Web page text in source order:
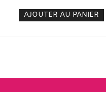
AJOUTER AU PANIER